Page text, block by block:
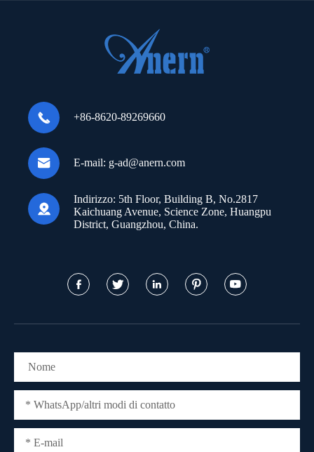
 +86-8620-89269660
 E-mail: g-ad@anern.com

Indirizzo: 5th Floor, Building B, No.2817
Kaichuang Avenue, Science Zone, Huangpu
District, Guangzhou, China.
    